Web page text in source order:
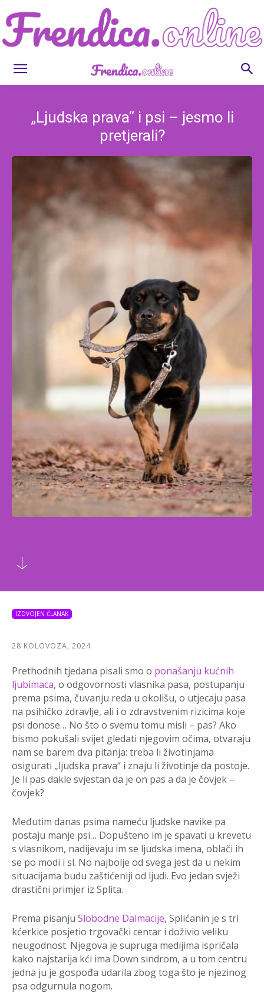
Frendica.online
„Ljudska prava“ i psi – jesmo li
pretjerali?
IZDVOJEN ČLANAK
28 KOLOVOZA, 2024
Prethodnih tjedana pisali smo o ponašanju kućnih
ljubimaca, o odgovornosti vlasnika pasa, postupanju
prema psima, čuvanju reda u okolišu, o utjecaju pasa
na psihičko zdravlje, ali i o zdravstvenim rizicima koje
psi donose… No što o svemu tomu misli – pas? Ako
bismo pokušali svijet gledati njegovim očima, otvaraju
nam se barem dva pitanja: treba li životinjama
osigurati „ljudska prava“ i znaju li životinje da postoje.
Je li pas dakle svjestan da je on pas a da je čovjek –
čovjek?
Međutim danas psima nameću ljudske navike pa
postaju manje psi… Dopušteno im je spavati u krevetu
s vlasnikom, nadijevaju im se ljudska imena, oblači ih
se po modi i sl. No najbolje od svega jest da u nekim
situacijama budu zaštićeniji od ljudi. Evo jedan svježi
drastični primjer iz Splita.
Prema pisanju Slobodne Dalmacije, Splićanin je s tri
kćerkice posjetio trgovački centar i doživio veliku
neugodnost. Njegova je supruga medijima ispričala
kako najstarija kći ima Down sindrom, a u tom centru
jedna ju je gospođa udarila zbog toga što je njezinog
psa odgurnula nogom.